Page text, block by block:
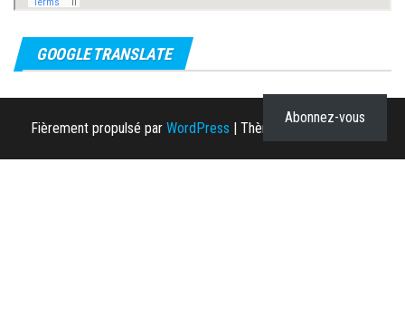
GOOGLE TRANSLATE
Fièrement propulsé par WordPress Thème :
Abonnez-vous